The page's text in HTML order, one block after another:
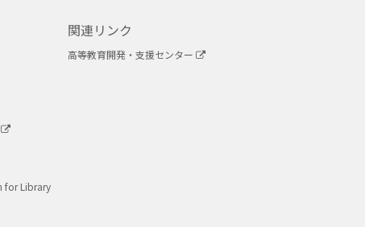
for Library
関連リンク
高等教育開発・支援センター